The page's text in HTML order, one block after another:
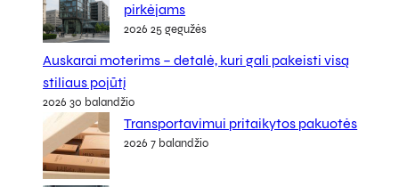
pirkėjams
2026 25 gegužės
Auskarai moterims – detalė, kuri gali pakeisti visą
stiliaus pojūtį
2026 30 balandžio
Transportavimui pritaikytos pakuotės
2026 7 balandžio